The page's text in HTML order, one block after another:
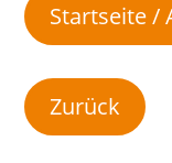
Startseite /